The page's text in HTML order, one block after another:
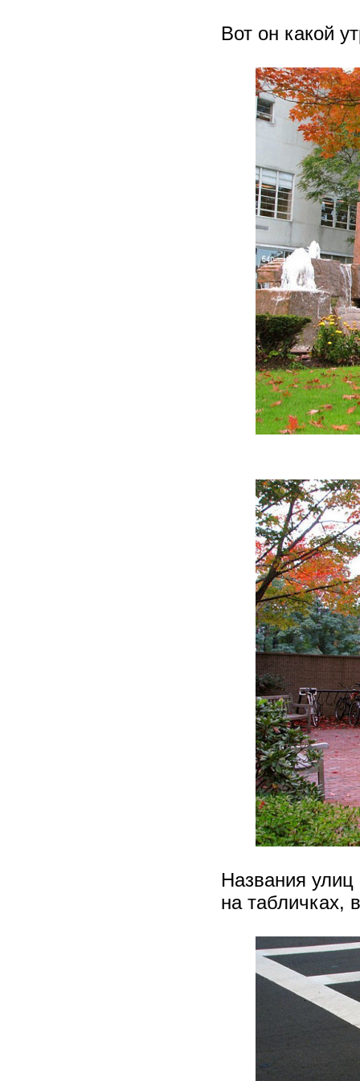
Вот он какой
Названия
на табличках,